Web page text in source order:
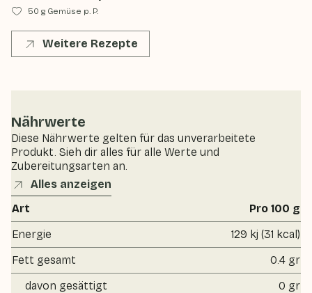
50 g Gemüse p. P.
Weitere Rezepte
Nährwerte
Diese Nährwerte gelten für das unverarbeitete
Produkt. Sieh dir alles für alle Werte und
Zubereitungsarten an.
Alles anzeigen
Art
Pro 100 g
Energie
129 kj (31 kcal)
Fett gesamt
0.4 gr
davon gesättigt
0 gr